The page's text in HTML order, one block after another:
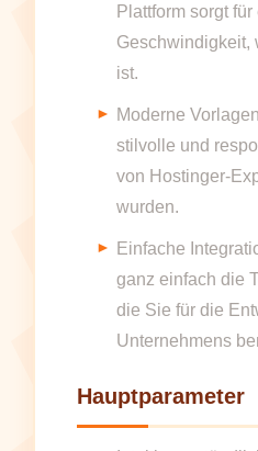
Plattform sorgt
Geschwindigkeit,
ist.
Moderne
stilvolle und
von Hostinger-
wurden.
Einfache
ganz einfach die
die Sie für die
Unternehmens
Hauptparameter